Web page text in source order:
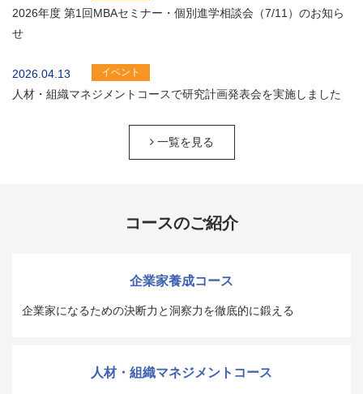
2026年度 第1回MBAセミナー・個別進学相談会（7/11）のお知ら
せ
2026.04.13 イベント
人材・組織マネジメントコースで研究計画発表会を実施しました
一覧を見る
コースのご紹介
企業家養成コース
企業家になるための決断力と洞察力を徹底的に鍛える
人材・組織マネジメントコース